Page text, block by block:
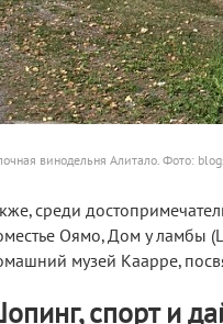
винодельня Алитало. Фото:
среди
Оямо, Дом у ламбы
музей Каарре,
спорт и